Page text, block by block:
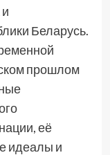
Беларусь.
прошлом
её
идеалы и